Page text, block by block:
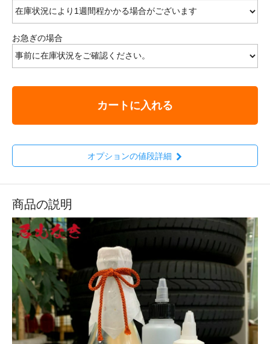
お急ぎの場合
カートに入れる
オプションの値段詳細
商品の説明